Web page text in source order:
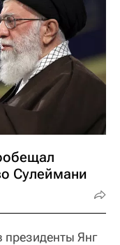
Сулеймани
президенты Янг